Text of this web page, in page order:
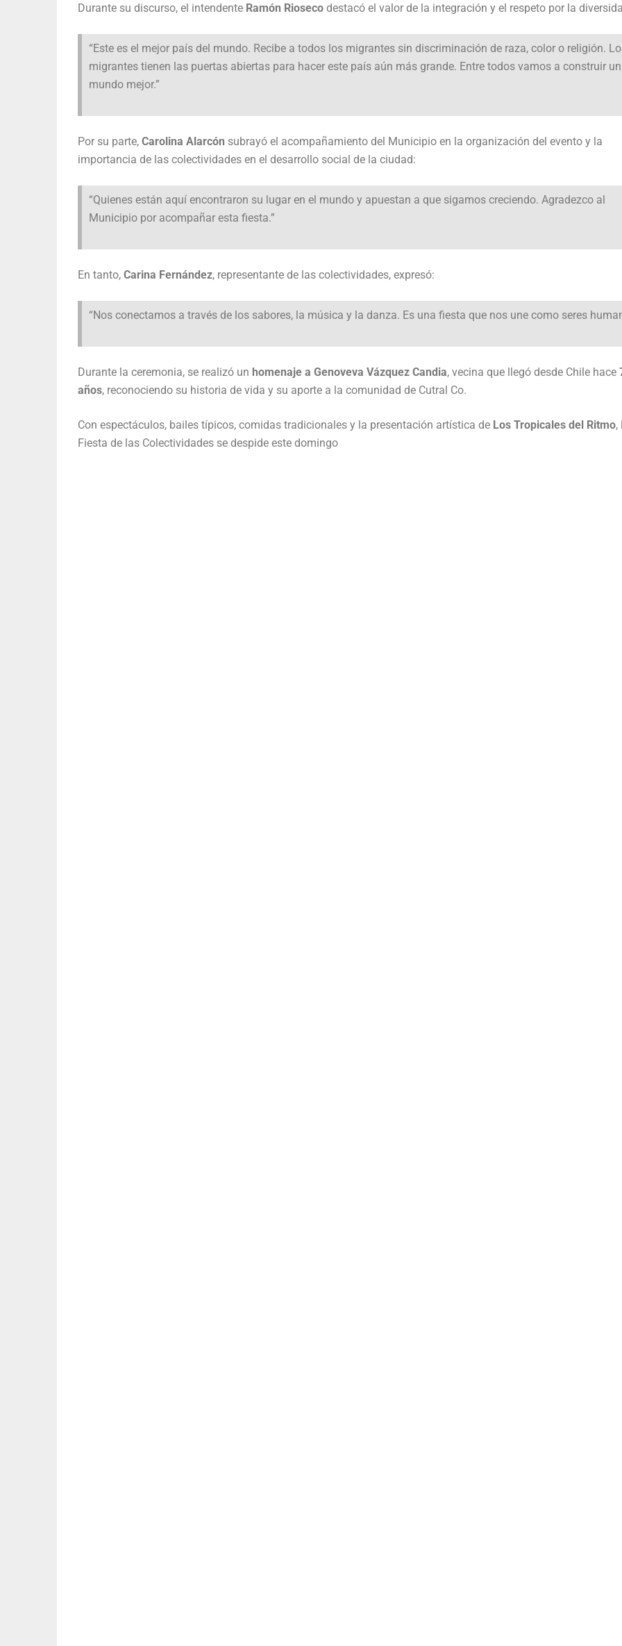
Durante su discurso, el intendente Ramón Rioseco destacó el valor de la integración y el respeto por la
“Este es el mejor país del mundo. Recibe a todos los migrantes sin discriminación de raza, color o religión.
migrantes tienen las puertas abiertas para hacer este país aún más grande. Entre todos vamos a construir un
mundo mejor.”
Por su parte, Carolina Alarcón subrayó el acompañamiento del Municipio en la organización del evento y la
importancia de las colectividades en el desarrollo social de la ciudad:
“Quienes están aquí encontraron su lugar en el mundo y apuestan a que sigamos creciendo. Agradezco al
Municipio por acompañar esta fiesta.”
En tanto, Carina Fernández, representante de las colectividades, expresó:
“Nos conectamos a través de los sabores, la música y la danza. Es una fiesta que nos une como seres
Durante la ceremonia, se realizó un homenaje a Genoveva Vázquez Candia, vecina que llegó desde Chile hace
años, reconociendo su historia de vida y su aporte a la comunidad de Cutral Co.
Con espectáculos, bailes típicos, comidas tradicionales y la presentación artística de Los Tropicales del Ritmo,
Fiesta de las Colectividades se despide este domingo